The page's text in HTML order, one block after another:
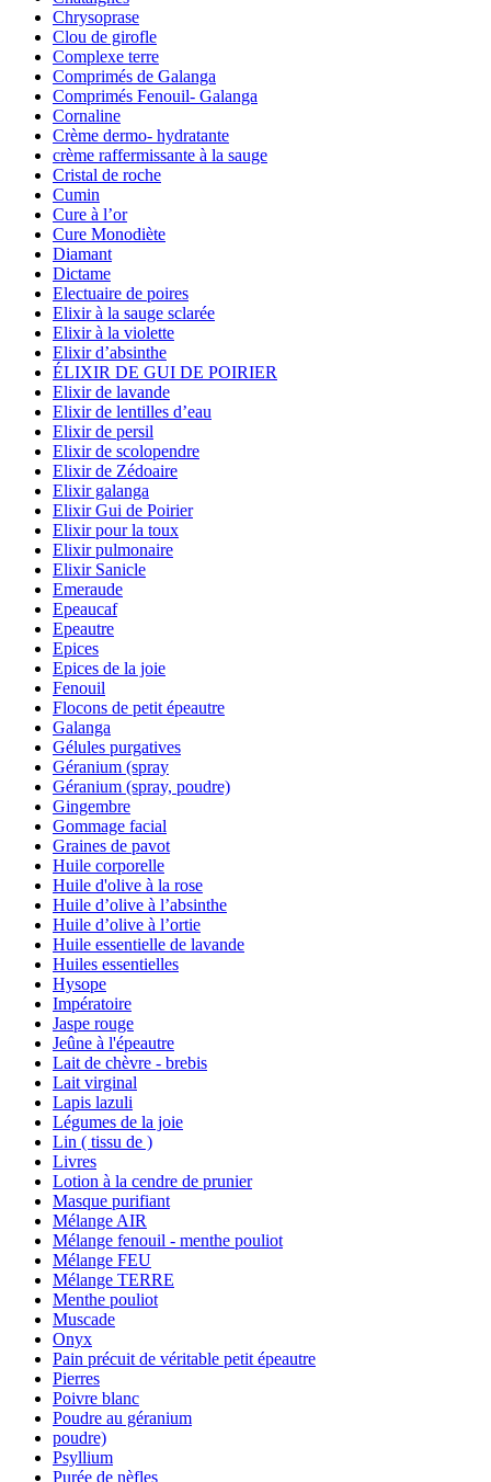
Chrysoprase
Clou de girofle
Complexe terre
Comprimés de Galanga
Comprimés Fenouil- Galanga
Cornaline
Crème dermo- hydratante
crème raffermissante à la sauge
Cristal de roche
Cumin
Cure à l’or
Cure Monodiète
Diamant
Dictame
Electuaire de poires
Elixir à la sauge sclarée
Elixir à la violette
Elixir d’absinthe
ÉLIXIR DE GUI DE POIRIER
Elixir de lavande
Elixir de lentilles d’eau
Elixir de persil
Elixir de scolopendre
Elixir de Zédoaire
Elixir galanga
Elixir Gui de Poirier
Elixir pour la toux
Elixir pulmonaire
Elixir Sanicle
Emeraude
Epeaucaf
Epeautre
Epices
Epices de la joie
Fenouil
Flocons de petit épeautre
Galanga
Gélules purgatives
Géranium (spray
Géranium (spray, poudre)
Gingembre
Gommage facial
Graines de pavot
Huile corporelle
Huile d'olive à la rose
Huile d’olive à l’absinthe
Huile d’olive à l’ortie
Huile essentielle de lavande
Huiles essentielles
Hysope
Impératoire
Jaspe rouge
Jeûne à l'épeautre
Lait de chèvre - brebis
Lait virginal
Lapis lazuli
Légumes de la joie
Lin ( tissu de )
Livres
Lotion à la cendre de prunier
Masque purifiant
Mélange AIR
Mélange fenouil - menthe pouliot
Mélange FEU
Mélange TERRE
Menthe pouliot
Muscade
Onyx
Pain précuit de véritable petit épeautre
Pierres
Poivre blanc
Poudre au géranium
poudre)
Psyllium
Purée de nèfles